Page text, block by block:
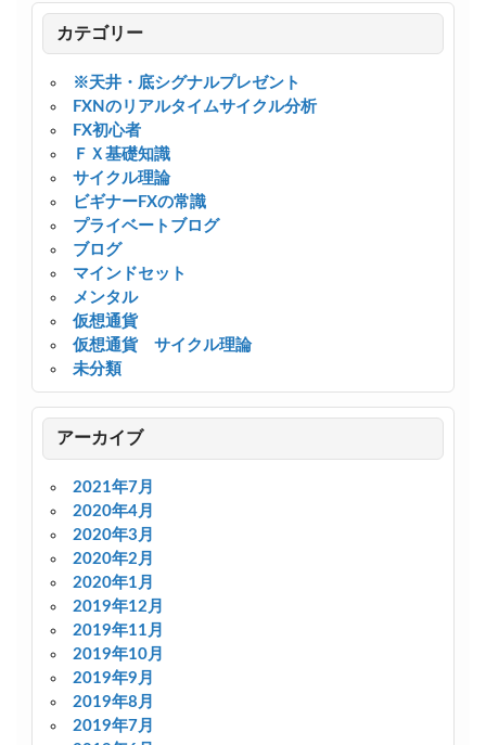
カテゴリー
※天井・底シグナルプレゼント
FXNのリアルタイムサイクル分析
FX初心者
ＦＸ基礎知識
サイクル理論
ビギナーFXの常識
プライベートブログ
ブログ
マインドセット
メンタル
仮想通貨
仮想通貨 サイクル理論
未分類
アーカイブ
2021年7月
2020年4月
2020年3月
2020年2月
2020年1月
2019年12月
2019年11月
2019年10月
2019年9月
2019年8月
2019年7月